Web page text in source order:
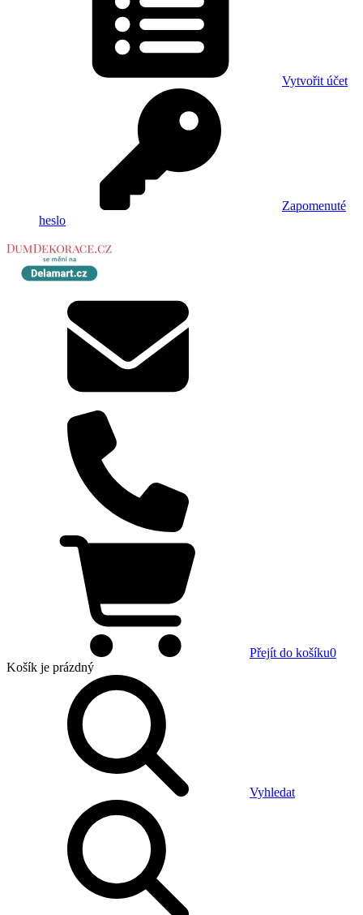
Vytvořit účet
Zapomenuté
heslo
Přejít do košíku0
Košík je prázdný
Vyhledat